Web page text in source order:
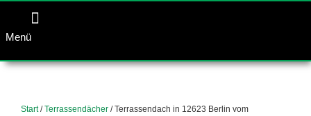
Menü
Start/Terrassendächer / Terrassendach in 12623 Berlin vom